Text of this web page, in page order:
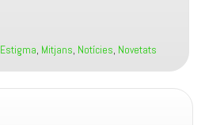
Estigma, Mitjans, Notícies, Novetats